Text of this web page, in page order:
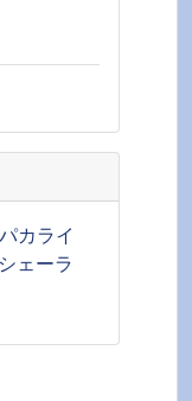
カライ
ェーラ